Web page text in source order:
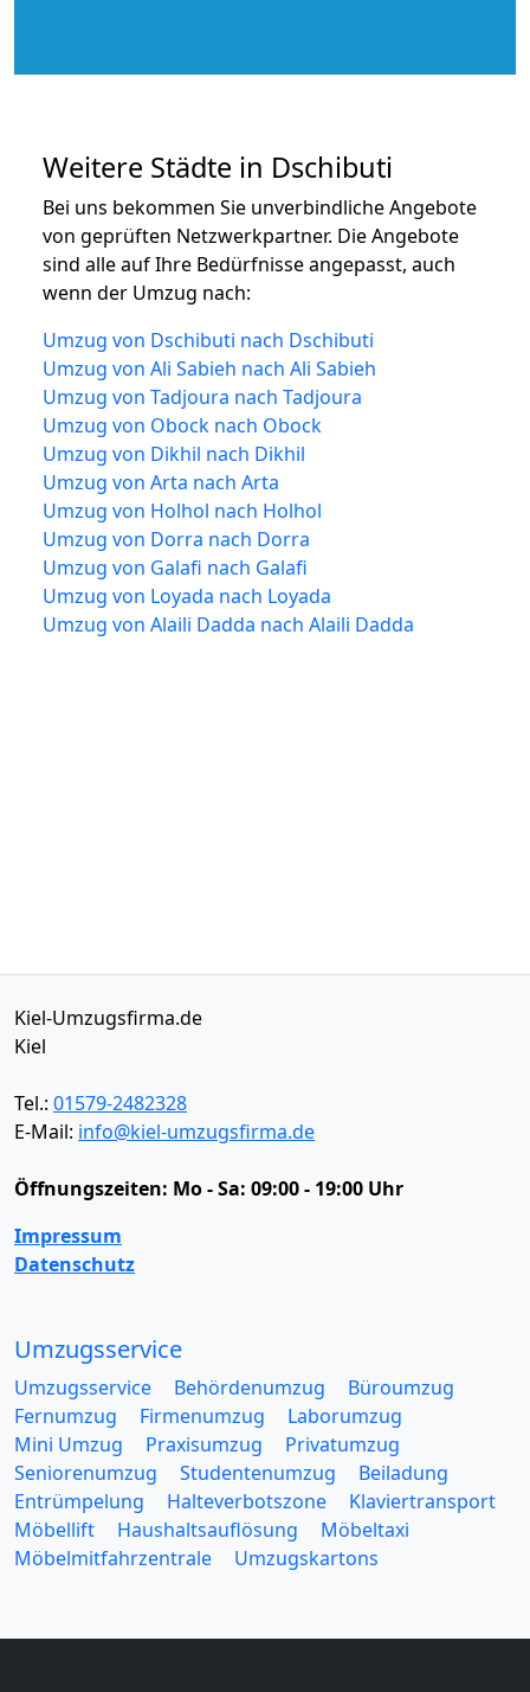
Weitere Städte in Dschibuti
Bei uns bekommen Sie unverbindliche Angebote
von geprüften Netzwerkpartner. Die Angebote
sind alle auf Ihre Bedürfnisse angepasst, auch
wenn der Umzug nach:
Umzug von Dschibuti nach Dschibuti
Umzug von Ali Sabieh nach Ali Sabieh
Umzug von Tadjoura nach Tadjoura
Umzug von Obock nach Obock
Umzug von Dikhil nach Dikhil
Umzug von Arta nach Arta
Umzug von Holhol nach Holhol
Umzug von Dorra nach Dorra
Umzug von Galafi nach Galafi
Umzug von Loyada nach Loyada
Umzug von Alaili Dadda nach Alaili Dadda
Kiel-Umzugsfirma.de
Kiel
Tel.: 01579-2482328
E-Mail: info@kiel-umzugsfirma.de
Öffnungszeiten: Mo - Sa: 09:00 - 19:00 Uhr
Impressum
Datenschutz
Umzugsservice
Umzugsservice Behördenumzug
Büroumzug
Fernumzug
Firmenumzug
Laborumzug
Mini Umzug
Praxisumzug
Privatumzug
Seniorenumzug
Studentenumzug
Beiladung
Entrümpelung
Halteverbotszone
Klaviertransport
Möbellift
Haushaltsauflösung
Möbeltaxi
Möbelmitfahrzentrale
Umzugskartons